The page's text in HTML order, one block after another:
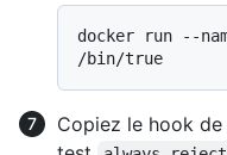
docker run --
Copiez le hook